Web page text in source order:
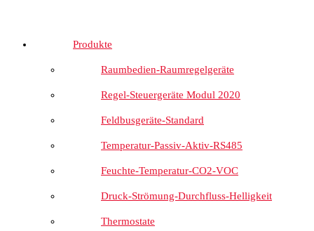
Produkte
Raumbedien-Raumregelgeräte
Regel-Steuergeräte Modul 2020
Feldbusgeräte-Standard
Temperatur-Passiv-Aktiv-RS485
Feuchte-Temperatur-CO2-VOC
Druck-Strömung-Durchfluss-Helligkeit
Thermostate